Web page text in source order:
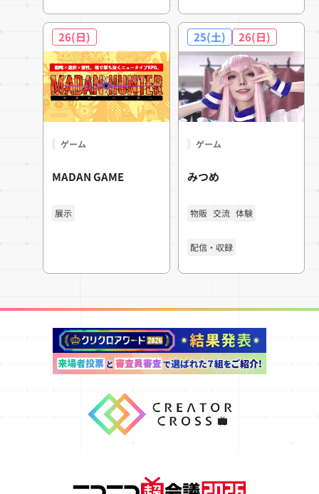
26(日)
ゲーム
MADAN GAME
展示
25(土) 26(日)
ゲーム
みつめ
物販 交流 体験
配信・収録